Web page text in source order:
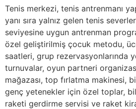
Tenis merkezi, tenis antrenmanı
yanı sıra yalnız gelen tenis
seviyesine uygun antrenman
özel geliştirilmiş çocuk metodu,
saatleri, grup rezervasyonlarında
turnuvalar, oyun partneri
mağazası, top fırlatma makinesi,
genç yetenekler için özel toplar,
raketi gerdirme servisi ve raket